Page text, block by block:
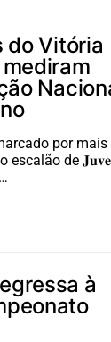
do Vitória
por mais
de
à